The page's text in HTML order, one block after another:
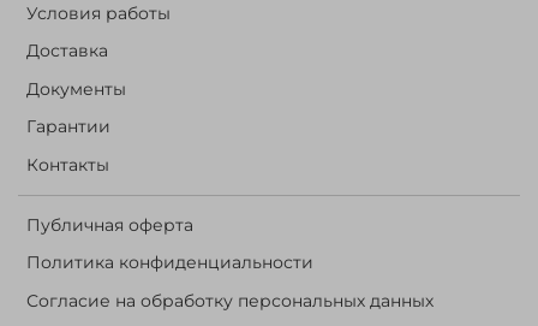
Условия работы
Доставка
Документы
Гарантии
Контакты
Публичная оферта
Политика конфиденциальности
Согласие на обработку персональных данных